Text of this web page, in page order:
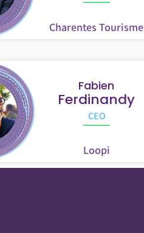
Charentes Tourisme
Fabien
Ferdinandy
CEO
Loopi